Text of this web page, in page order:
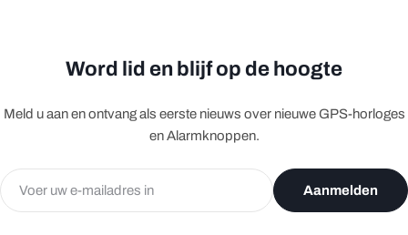
Word lid en blijf op de hoogte
Meld u aan en ontvang als eerste nieuws over nieuwe GPS-horloges
en Alarmknoppen.
E-
mail
Aanmelden